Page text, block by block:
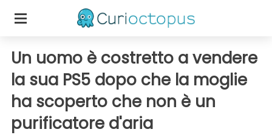
Un uomo è costretto a vendere
la sua PS5 dopo che la moglie
ha scoperto che non è un
purificatore d'aria